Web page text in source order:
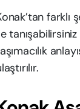
farklı
tanışabilirsiniz